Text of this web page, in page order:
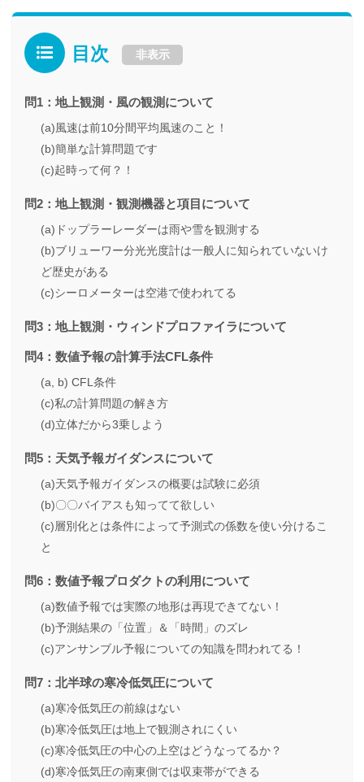
目次 非表示
問1：地上観測・風の観測について
(a)風速は前10分間平均風速のこと！
(b)簡単な計算問題です
(c)起時って何？！
問2：地上観測・観測機器と項目について
(a)ドップラーレーダーは雨や雪を観測する
(b)ブリューワー分光光度計は一般人に知られていないけ
ど歴史がある
(c)シーロメーターは空港で使われてる
問3：地上観測・ウィンドプロファイラについて
問4：数値予報の計算手法CFL条件
(a, b) CFL条件
(c)私の計算問題の解き方
(d)立体だから3乗しよう
問5：天気予報ガイダンスについて
(a)天気予報ガイダンスの概要は試験に必須
(b)〇〇バイアスも知ってて欲しい
(c)層別化とは条件によって予測式の係数を使い分けるこ
と
問6：数値予報プロダクトの利用について
(a)数値予報では実際の地形は再現できてない！
(b)予測結果の「位置」＆「時間」のズレ
(c)アンサンブル予報についての知識を問われてる！
問7：北半球の寒冷低気圧について
(a)寒冷低気圧の前線はない
(b)寒冷低気圧は地上で観測されにくい
(c)寒冷低気圧の中心の上空はどうなってるか？
(d)寒冷低気圧の南東側では収束帯ができる